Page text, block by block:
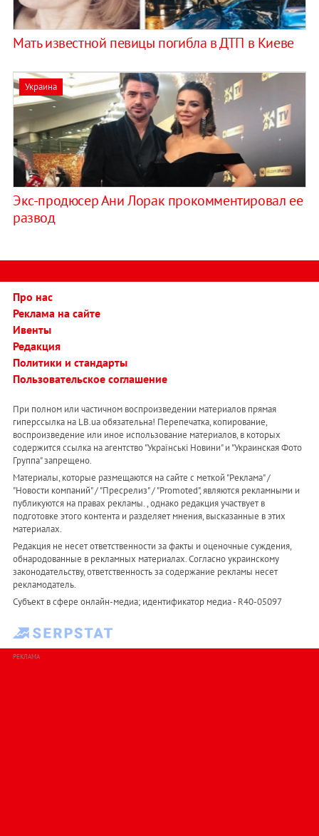
Мать известной певицы погибла в ДТП в Киеве
Украина
Экс-продюсер Ани Лорак прокомментировал ее
развод
Про нас
Реклама на сайте
Ивенты
Редакция
Политики и стандарты
Пользовательское соглашение
При полном или частичном воспроизведении материалов прямая
гиперссылка на LB.ua обязательна! Перепечатка, копирование,
воспроизведение или иное использование материалов, в которых
содержится ссылка на агентство "Українськi Новини" и "Украинская Фото
Группа" запрещено.
Материалы, которые размещаются на сайте с меткой "Реклама" /
"Новости компаний" / "Пресрелиз" / "Promoted", являются рекламными и
публикуются на правах рекламы. , однако редакция участвует в
подготовке этого контента и разделяет мнения, высказанные в этих
материалах.
Редакция не несет ответственности за факты и оценочные суждения,
обнародованные в рекламных материалах. Согласно украинскому
законодательству, ответственность за содержание рекламы несет
рекламодатель.
Субъект в сфере онлайн-медиа; идентификатор медиа - R40-05097
РЕКЛАМА